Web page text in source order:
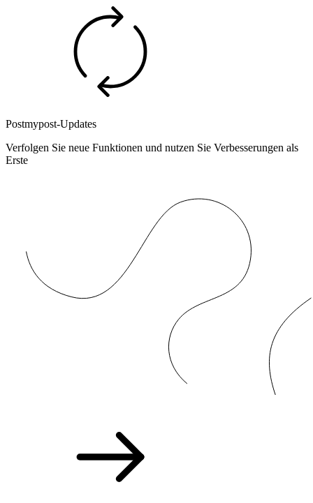
Postmypost-Updates
Verfolgen Sie neue Funktionen und nutzen Sie Verbesserungen als
Erste